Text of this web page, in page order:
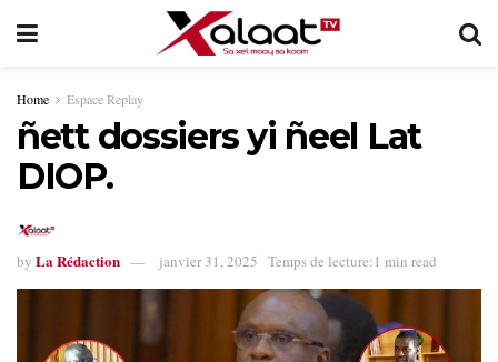
Home Espace Replay
ñett dossiers yi ñeel Lat
DIOP.
by La Rédaction janvier 31, 2025 Temps de lecture:1 min read